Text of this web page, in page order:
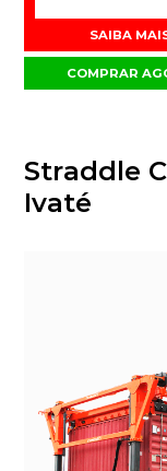
SAIBA
COMPRAR
Straddle
Ivaté